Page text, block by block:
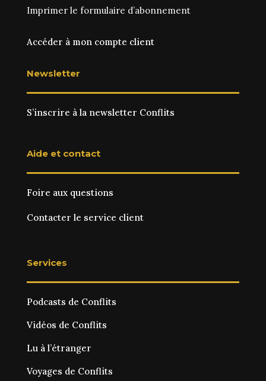
Imprimer le formulaire d’abonnement
Accéder à mon compte client
Newsletter
S’inscrire à la newsletter Conflits
Aide et contact
Foire aux questions
Contacter le service client
Services
Podcasts de Conflits
Vidéos de Conflits
Lu à l’étranger
Voyages de Conflits